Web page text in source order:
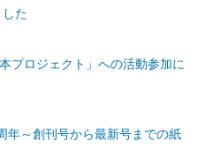
た
プロジェクト」への活動参加に
年～創刊号から最新号までの紙